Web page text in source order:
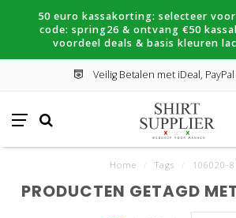
50 euro kassakorting: selecteer
code: spring26 & ontvang €50
voordeel deals & basis kleuren
Veilig Betalen met iDeal,
Home Tags 106020-
PRODUCTEN GETAGD